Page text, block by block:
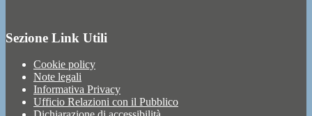
Sezione Link Utili
Cookie policy
Note legali
Informativa Privacy
Ufficio Relazioni con il Pubblico